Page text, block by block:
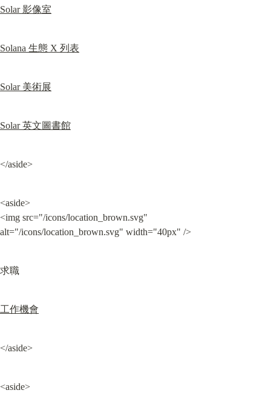
Solar 影像室
Solana 生態 X 列表
Solar 美術展
Solar 英文圖書館
</aside>
<aside>
<img src="/icons/location_brown.svg"
alt="/icons/location_brown.svg" width="40px" />
求職
工作機會
</aside>
<aside>